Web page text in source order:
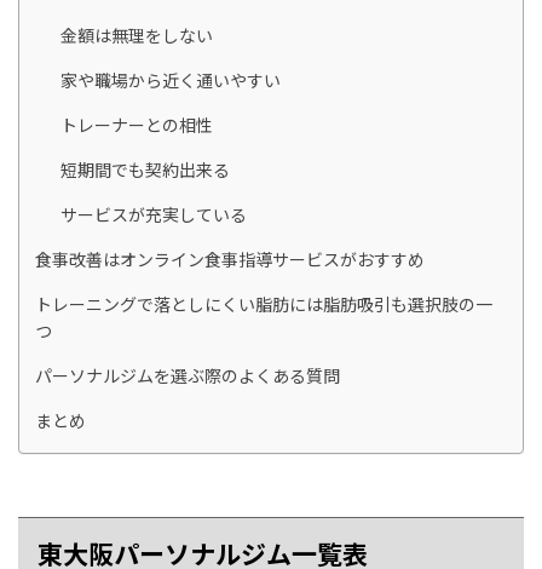
金額は無理をしない
家や職場から近く通いやすい
トレーナーとの相性
短期間でも契約出来る
サービスが充実している
食事改善はオンライン食事指導サービスがおすすめ
トレーニングで落としにくい脂肪には脂肪吸引も選択肢の一
つ
パーソナルジムを選ぶ際のよくある質問
まとめ
東大阪パーソナルジム一覧表